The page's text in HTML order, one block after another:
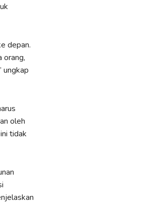
depan.
orang,
ungkap
oleh
tidak